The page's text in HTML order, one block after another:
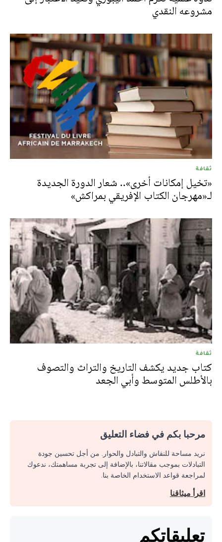
مشروعه النقدي
ثقافة
«تخيل إمكانات أخرى».. شعار الدورة الجديدة
لـ«مهرجان الكتاب الإفريقي بمراكش»
ثقافة
كتاب جديد يكشف التاريخ والتراث والتصوف
بالأطلس المتوسط وأبي الجعد
مرحبا بكم في فضاء التعليق
نريد مساحة للنقاش والتبادل والحوار. من أجل تحسين جودة
التبادلات بموجب مقالاتنا، بالإضافة إلى تجربة مساهمتك، ندعوك
لمراجعة قواعد الاستخدام الخاصة بنا.
اقرأ ميثاقنا
تعليقاتكم